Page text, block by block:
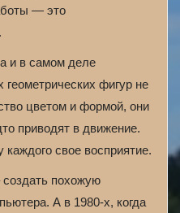
— это
и в самом деле
фигур не
цветом и формой, они
приводят в движение.
свое восприятие.
создать похожую
А в 1980-х, когда